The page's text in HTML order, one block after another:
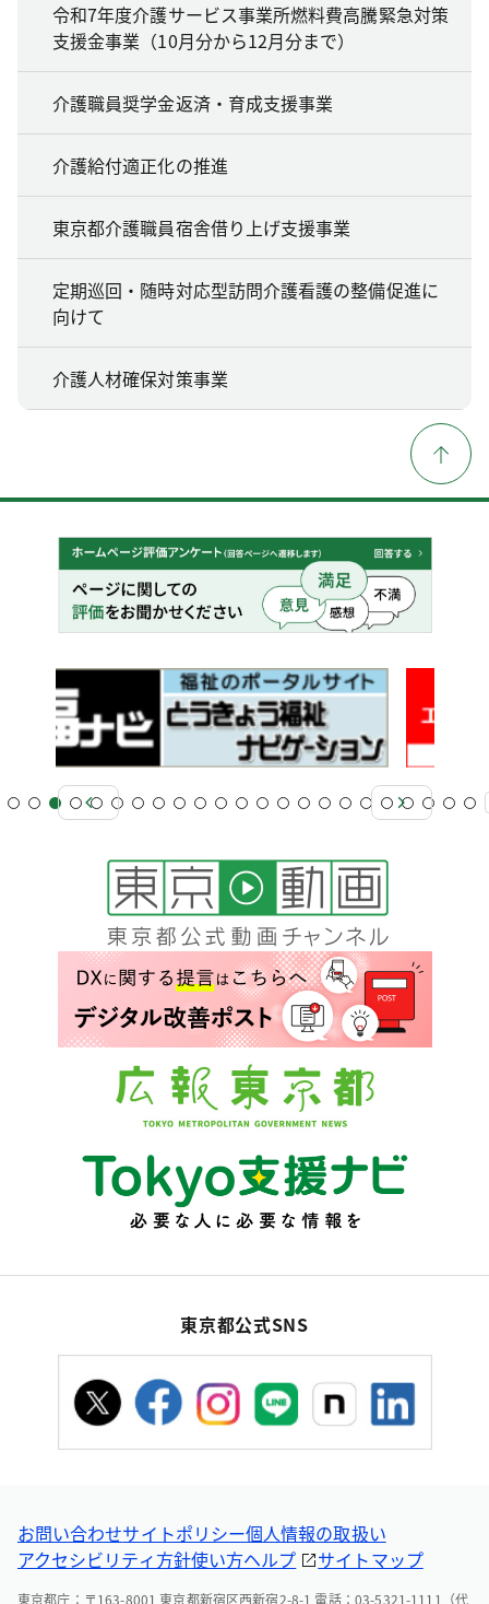
令和7年度介護サービス事業所燃料費高騰緊急対策
支援金事業（10月分から12月分まで）
介護職員奨学金返済・育成支援事業
介護給付適正化の推進
東京都介護職員宿舎借り上げ支援事業
定期巡回・随時対応型訪問介護看護の整備促進に
向けて
介護人材確保対策事業
東京都公式SNS
お問い合わせサイトポリシー個人情報の取扱い
アクセシビリティ方針使い方ヘルプ サイトマップ
東京都庁：〒163-8001 東京都新宿区西新宿2-8-1 電話：03-5321-1111（代